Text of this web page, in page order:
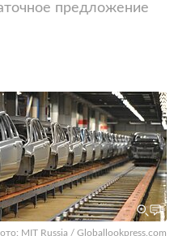
предложение
MIT Russia / Globallookpress.com